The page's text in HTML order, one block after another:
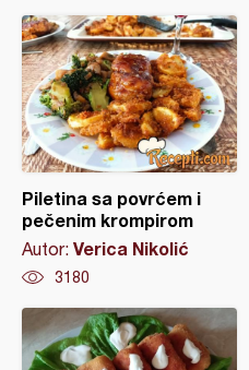
Piletina sa povrćem i
pečenim krompirom
Autor: Verica Nikolić
3180